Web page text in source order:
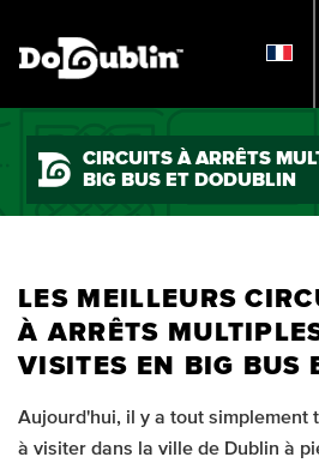
CIRCUITS À ARRÊTS
BIG BUS ET DODUBLIN
LES MEILLEURS
À ARRÊTS
VISITES EN BIG BUS
Aujourd'hui, il y a tout simplement
à visiter dans la ville de Dublin à